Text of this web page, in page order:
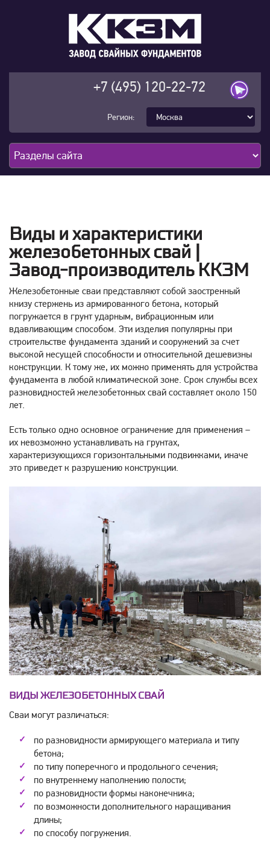
+7 (495) 120-22-72
Регион:
Виды и характеристики
железобетонных свай |
Завод-производитель ККЗМ
Железобетонные сваи представляют собой заостренный
книзу стержень из армированного бетона, который
погружается в грунт ударным, вибрационным или
вдавливающим способом. Эти изделия популярны при
строительстве фундамента зданий и сооружений за счет
высокой несущей способности и относительной дешевизны
конструкции. К тому же, их можно применять для устройства
фундамента в любой климатической зоне. Срок службы всех
разновидностей железобетонных свай составляет около 150
лет.
Есть только одно основное ограничение для применения –
их невозможно устанавливать на грунтах,
характеризующихся горизонтальными подвижками, иначе
это приведет к разрушению конструкции.
ВИДЫ ЖЕЛЕЗОБЕТОННЫХ СВАЙ
Сваи могут различаться:
по разновидности армирующего материала и типу
бетона;
по типу поперечного и продольного сечения;
по внутреннему наполнению полости;
по разновидности формы наконечника;
по возможности дополнительного наращивания
длины;
по способу погружения.